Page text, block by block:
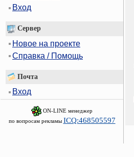
Вход
Сервер
Новое на проекте
Справка / Помощь
Почта
Вход
ON-LINE менеджер
по вопросам рекламы ICQ:468505597